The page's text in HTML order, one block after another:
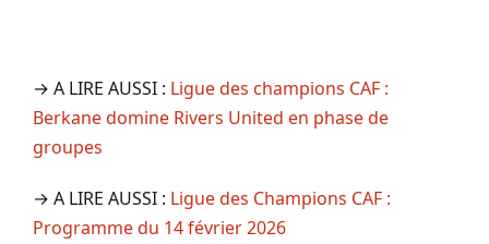
→ A LIRE AUSSI : Ligue des champions CAF :
Berkane domine Rivers United en phase de
groupes
→ A LIRE AUSSI : Ligue des Champions CAF :
Programme du 14 février 2026